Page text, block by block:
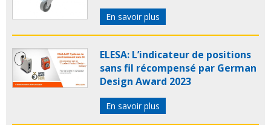
En savoir plus
ELESA: L’indicateur de positions
sans fil récompensé par German
Design Award 2023
En savoir plus